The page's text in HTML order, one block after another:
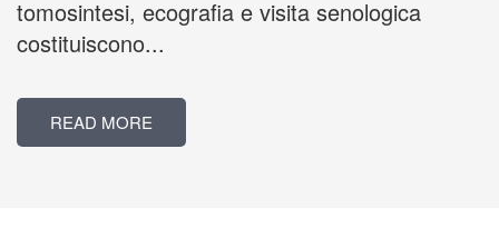
tomosintesi, ecografia e visita senologica
costituiscono...
READ MORE